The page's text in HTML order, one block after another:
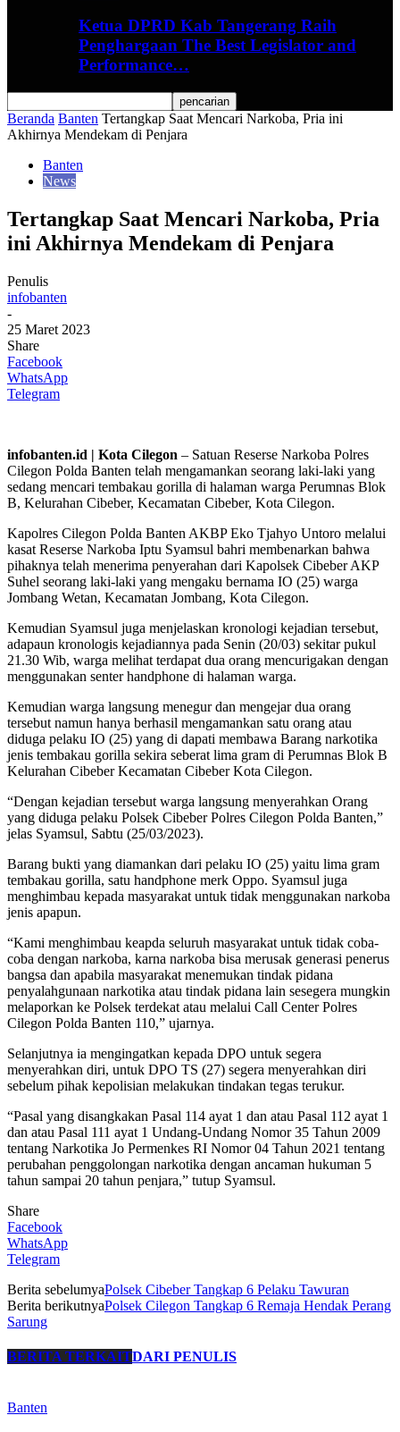
Ketua DPRD Kab Tangerang Raih
Penghargaan The Best Legislator and
Performance…
Beranda Banten Tertangkap Saat Mencari Narkoba, Pria ini
Akhirnya Mendekam di Penjara
Banten
News
Tertangkap Saat Mencari Narkoba, Pria
ini Akhirnya Mendekam di Penjara
Penulis
infobanten
-
25 Maret 2023
Share
Facebook
WhatsApp
Telegram
infobanten.id | Kota Cilegon – Satuan Reserse Narkoba Polres
Cilegon Polda Banten telah mengamankan seorang laki-laki yang
sedang mencari tembakau gorilla di halaman warga Perumnas Blok
B, Kelurahan Cibeber, Kecamatan Cibeber, Kota Cilegon.
Kapolres Cilegon Polda Banten AKBP Eko Tjahyo Untoro melalui
kasat Reserse Narkoba Iptu Syamsul bahri membenarkan bahwa
pihaknya telah menerima penyerahan dari Kapolsek Cibeber AKP
Suhel seorang laki-laki yang mengaku bernama IO (25) warga
Jombang Wetan, Kecamatan Jombang, Kota Cilegon.
Kemudian Syamsul juga menjelaskan kronologi kejadian tersebut,
adapaun kronologis kejadiannya pada Senin (20/03) sekitar pukul
21.30 Wib, warga melihat terdapat dua orang mencurigakan dengan
menggunakan senter handphone di halaman warga.
Kemudian warga langsung menegur dan mengejar dua orang
tersebut namun hanya berhasil mengamankan satu orang atau
diduga pelaku IO (25) yang di dapati membawa Barang narkotika
jenis tembakau gorilla sekira seberat lima gram di Perumnas Blok B
Kelurahan Cibeber Kecamatan Cibeber Kota Cilegon.
“Dengan kejadian tersebut warga langsung menyerahkan Orang
yang diduga pelaku Polsek Cibeber Polres Cilegon Polda Banten,”
jelas Syamsul, Sabtu (25/03/2023).
Barang bukti yang diamankan dari pelaku IO (25) yaitu lima gram
tembakau gorilla, satu handphone merk Oppo. Syamsul juga
menghimbau kepada masyarakat untuk tidak menggunakan narkoba
jenis apapun.
“Kami menghimbau keapda seluruh masyarakat untuk tidak coba-
coba dengan narkoba, karna narkoba bisa merusak generasi penerus
bangsa dan apabila masyarakat menemukan tindak pidana
penyalahgunaan narkotika atau tindak pidana lain sesegera mungkin
melaporkan ke Polsek terdekat atau melalui Call Center Polres
Cilegon Polda Banten 110,” ujarnya.
Selanjutnya ia mengingatkan kepada DPO untuk segera
menyerahkan diri, untuk DPO TS (27) segera menyerahkan diri
sebelum pihak kepolisian melakukan tindakan tegas terukur.
“Pasal yang disangkakan Pasal 114 ayat 1 dan atau Pasal 112 ayat 1
dan atau Pasal 111 ayat 1 Undang-Undang Nomor 35 Tahun 2009
tentang Narkotika Jo Permenkes RI Nomor 04 Tahun 2021 tentang
perubahan penggolongan narkotika dengan ancaman hukuman 5
tahun sampai 20 tahun penjara,” tutup Syamsul.
Share
Facebook
WhatsApp
Telegram
Berita sebelumyaPolsek Cibeber Tangkap 6 Pelaku Tawuran
Berita berikutnyaPolsek Cilegon Tangkap 6 Remaja Hendak Perang
Sarung
BERITA TERKAITDARI PENULIS
Banten